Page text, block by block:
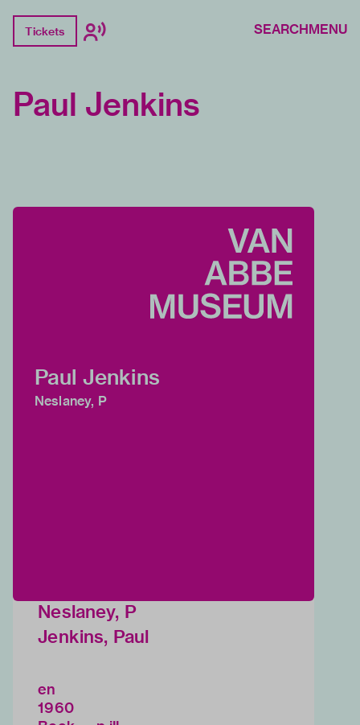
Tickets SEARCHMENU
Paul Jenkins
Paul Jenkins
Neslaney, P
Neslaney, P
Jenkins, Paul
en
1960